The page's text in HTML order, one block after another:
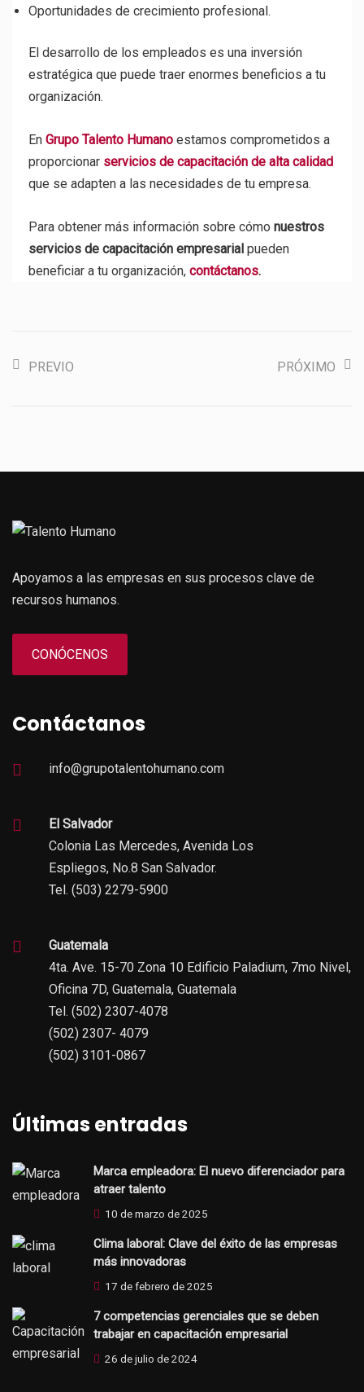
Oportunidades de crecimiento profesional.
El desarrollo de los empleados es una inversión
estratégica que puede traer enormes beneficios a tu
organización.
En Grupo Talento Humano estamos comprometidos a
proporcionar servicios de capacitación de alta calidad
que se adapten a las necesidades de tu empresa.
Para obtener más información sobre cómo nuestros
servicios de capacitación empresarial pueden
beneficiar a tu organización, contáctanos.
PREVIO PRÓXIMO
Apoyamos a las empresas en sus procesos clave de
recursos humanos.
CONÓCENOS
Contáctanos
info@grupotalentohumano.com
El Salvador
Colonia Las Mercedes, Avenida Los
Espliegos, No.8 San Salvador.
Tel. (503) 2279-5900
Guatemala
4ta. Ave. 15-70 Zona 10 Edificio Paladium, 7mo Nivel,
Oficina 7D, Guatemala, Guatemala
Tel. (502) 2307-4078
(502) 2307- 4079
(502) 3101-0867
Últimas entradas
Marca empleadora: El nuevo diferenciador para
atraer talento
10 de marzo de 2025
Clima laboral: Clave del éxito de las empresas
más innovadoras
17 de febrero de 2025
7 competencias gerenciales que se deben
trabajar en capacitación empresarial
26 de julio de 2024